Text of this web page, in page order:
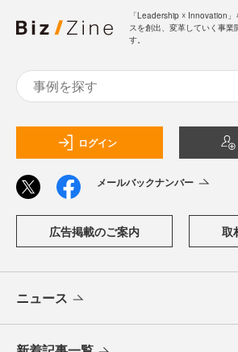
「Leadership ☓ Innovation
スを創出、変革していく事
す。
ログイン
メールバックナンバー
広告掲載のご案内 取
ニュース